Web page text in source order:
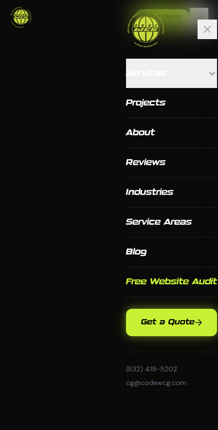
Get a Quote
Projects
About
Reviews
Industries
Service Areas
Blog
Free Website Audit
Get a Quote
(832) 419-5202
cg@codewcg.com